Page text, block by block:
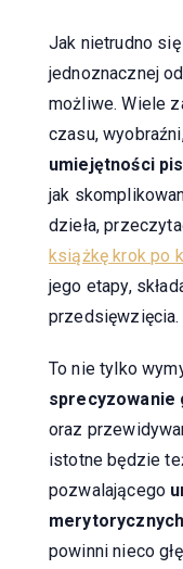
Jak nietrudno
jednoznacznej
możliwe. Wiele
czasu,
umiejętności
jak
dzieła,
książkę krok po
jego etapy,
przedsięwzięcia.
To nie tylko
sprecyzowanie
oraz
istotne będzie
pozwalającego
merytorycznych
powinni nieco